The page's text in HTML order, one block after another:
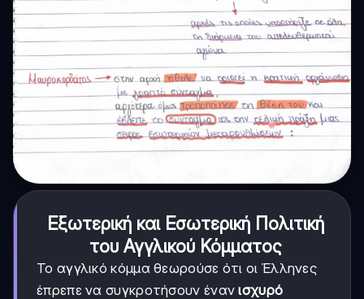
Εξωτερική και Εσωτερική Πολιτική
του Αγγλικού Κόμματος
Το αγγλικό κόμμα θεωρούσε ότι οι Έλληνες
έπρεπε να συγκροτήσουν ένανισχυρό